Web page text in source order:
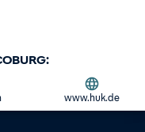
www.huk.de